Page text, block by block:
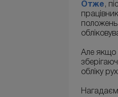
Отже ,
Але якщо
обліку